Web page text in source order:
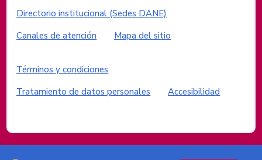
Enlaces institucionales
Directorio institucional (Sedes DANE)
Canales de atención
Mapa del sitio
Enlaces del sitio
Términos y condiciones
Tratamiento de datos personales
Accesibilidad
Logos del Gobierno de Colombia